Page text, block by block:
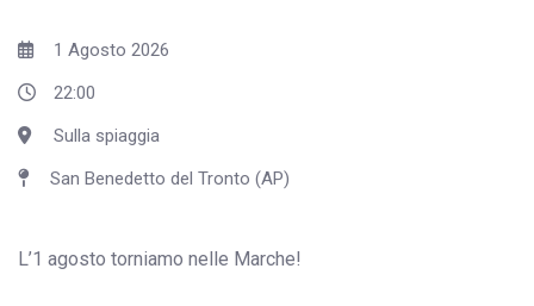
1 Agosto 2026
22:00
Sulla spiaggia
San Benedetto del Tronto (AP)
L’1 agosto torniamo nelle Marche!